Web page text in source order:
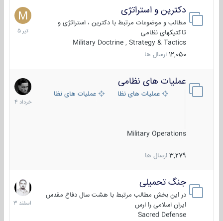
دکترین و استراتژی
مطالب و موضوعات مرتبط با دکترین ، استراتژی و
تاکتیکهای نظامی
Military Doctrine , Strategy & Tactics
12,050 ارسال ها
27
تیر
1405
عملیات های نظامی
عملیات های نظامی ایرانعملیات های نظامی خارجی
Military Operations
3,279 ارسال ها
5
خرداد
1404
جنگ تحمیلی
در این بخش مطالب مرتبط با هشت سال دفاع مقدس
ایران اسلامی را ارس
Sacred Defense
20
اسفند
1403